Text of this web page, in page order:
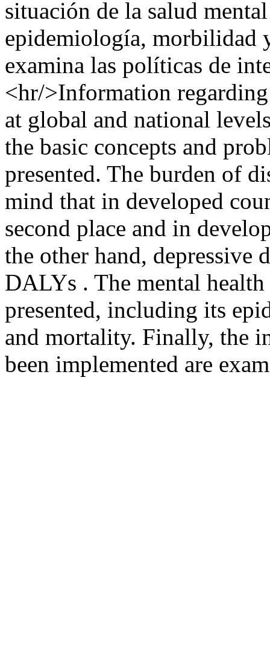
situación de la salud
epidemiología, morbilidad
examina las políticas de
<hr/>Information
at global and national
the basic concepts and
presented. The burden of
mind that in developed
second place and in
the other hand, depressive
DALYs . The mental
presented, including its
and mortality. Finally, the
been implemented are